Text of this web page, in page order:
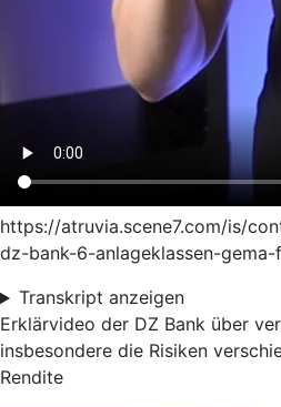
https://atruvia.scene7.com/is/
dz-bank-6-anlageklassen-
Transkript anzeigen
Erklärvideo der DZ Bank über
insbesondere die Risiken
Rendite